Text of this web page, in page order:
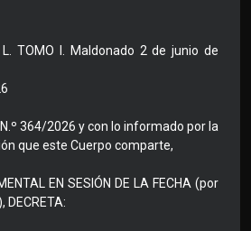
L. TOMO I. Maldonado 2 de junio de
364/2026 y con lo informado por la
que este Cuerpo comparte,
EN SESIÓN DE LA FECHA (por